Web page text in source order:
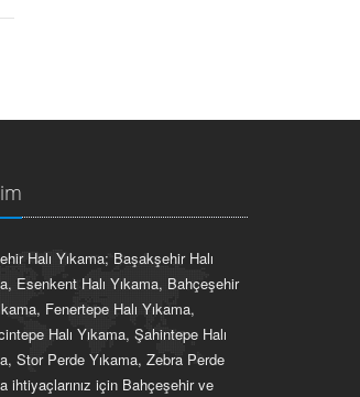
Halı Yıkama; Başakşehir Halı
Esenkent Halı Yıkama, Bahçeşehir
Fenertepe Halı Yıkama,
Halı Yıkama, Şahintepe Halı
Stor Perde Yıkama, Zebra Perde
ihtiyaçlarınız için Bahçeşehir ve